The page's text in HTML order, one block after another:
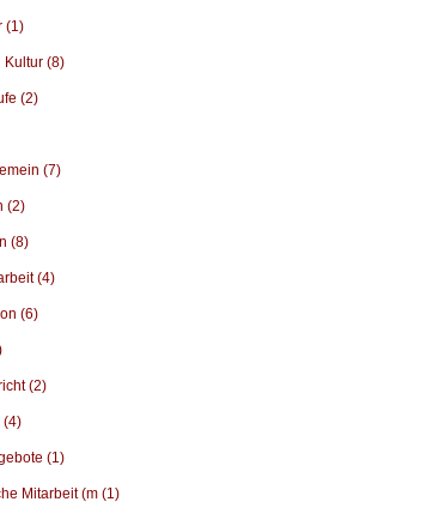
(1)
Kultur (8)
(2)
(7)
(2)
(8)
(4)
(6)
(2)
(4)
(1)
Mitarbeit (m (1)